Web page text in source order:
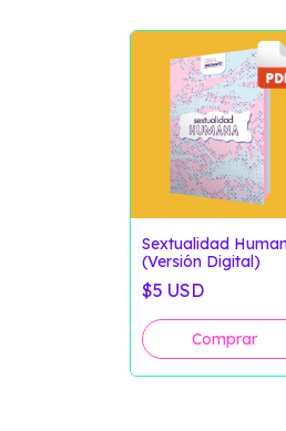
Sextualidad
(Versión Digital)
$5 USD